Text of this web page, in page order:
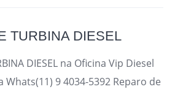
TURBINA DIESEL
DIESEL na Oficina Vip Diesel
9 4034-5392 Reparo de